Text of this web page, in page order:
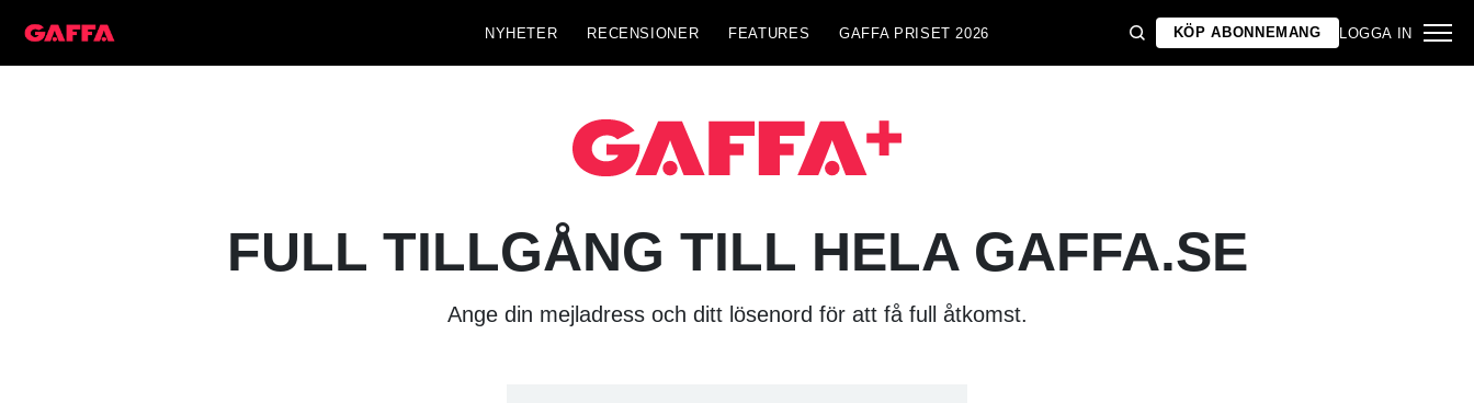
NYHETER RECENSIONER FEATURES GAFFA PRISET 2026 KÖP ABONNEMANG LOGGA IN
FULL TILLGÅNG TILL HELA GAFFA.SE
Ange din mejladress och ditt lösenord för att få full åtkomst.